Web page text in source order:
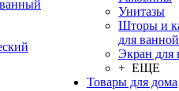
Унитазы
Шторы и
для ванной
Экран для
+ ЕЩЕ
Товары для дома